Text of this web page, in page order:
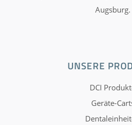
Augsburg.
UNSERE
DCI
Geräte-